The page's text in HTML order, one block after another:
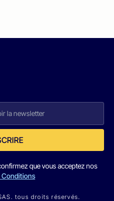
que vous acceptez nos
tous droits réservés.